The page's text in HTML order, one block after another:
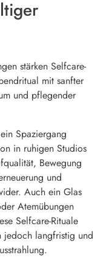
stärken Selfcare-
mit sanfter
und pflegender
Spaziergang
in ruhigen Studios
Bewegung
und
Auch ein Glas
Atemübungen
Selfcare-Rituale
langfristig und